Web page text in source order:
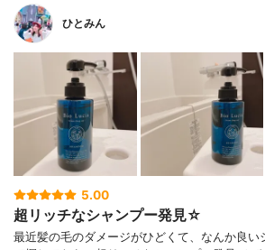
ひとみん
5.00
超リッチなシャンプー発見☆
最近髪の毛のダメージがひどくて、なんか良い